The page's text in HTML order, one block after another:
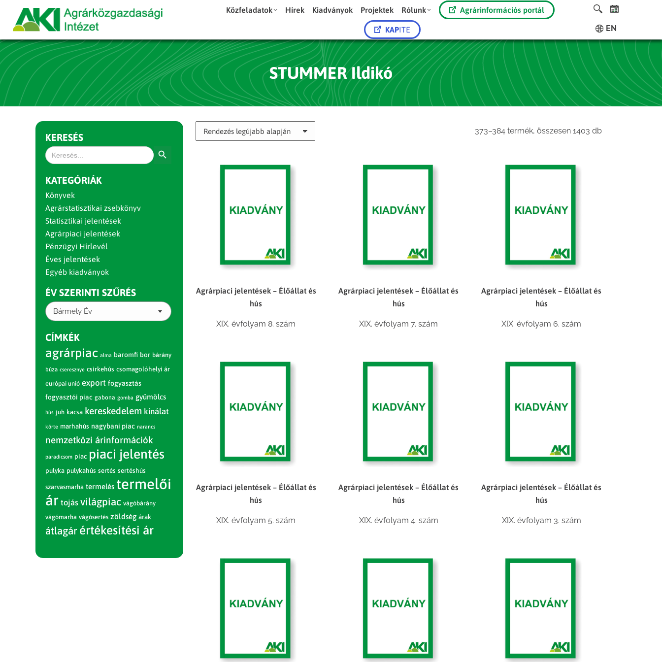
Közfeladatok Hírek Kiadványok Projektek Rólunk Agrárinformációs portál
KAPITE EN
STUMMER Ildikó
373–384 termék, összesen 1403 dbSorted
Agrárpiaci jelentések – Élőállat és
hús
XIX. évfolyam 8. szám
Agrárpiaci jelentések – Élőállat és
hús
XIX. évfolyam 7. szám
Agrárpiaci jelentések – Élőállat és
hús
XIX. évfolyam 6. szám
Agrárpiaci jelentések – Élőállat és
hús
XIX. évfolyam 5. szám
Agrárpiaci jelentések – Élőállat és
hús
XIX. évfolyam 4. szám
Agrárpiaci jelentések – Élőállat és
hús
XIX. évfolyam 3. szám
KERESÉS
Search
for:
KATEGÓRIÁK
Könyvek
Agrárstatisztikai zsebkönyv
Statisztikai jelentések
Agrárpiaci jelentések
Pénzügyi Hírlevél
Éves jelentések
Egyéb kiadványok
ÉV SZERINTI SZŰRÉS
Bármely Év
CÍMKÉK
agrárpiac alma baromfi bor bárány
búza cseresznye csirkehús csomagolóhelyi ár
európai unió export fogyasztás
fogyasztói piac gabona gomba gyümölcs
hús juh kacsa kereskedelem kínálat
körte marhahús nagybani piac narancs
nemzetközi árinformációk
paradicsom piac piaci jelentés
pulyka pulykahús sertés sertéshús
szarvasmarha termelés termelői
ár tojás világpiac vágóbárány
vágómarha vágósertés zöldség árak
átlagár értékesítési ár